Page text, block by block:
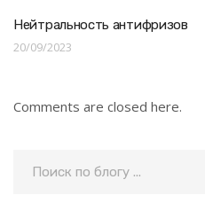
Нейтральность антифризов
20/09/2023
Comments are closed here.